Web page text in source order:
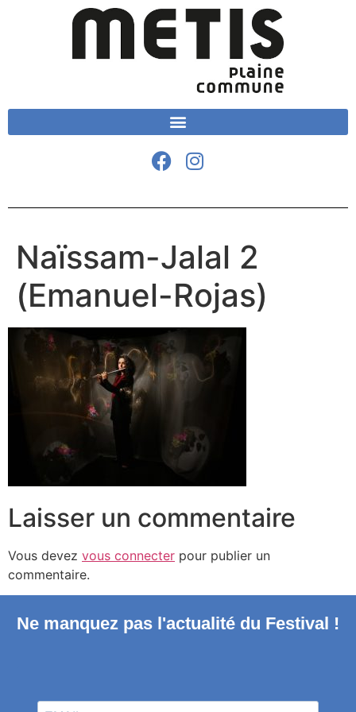
Naïssam-Jalal 2
(Emanuel-Rojas)
Laisser un commentaire
Vous devez vous connecter pour publier un
commentaire.
Ne manquez pas l'actualité du Festival !